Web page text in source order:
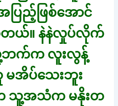
ြည့်ဖြစ်အောင်
တယ်။ နဲနဲလှုပ်လိုက်
ဘက်က လူးလွန့်
အိပ်သေးဘူး
က သူ့အသံက မနိုးတ